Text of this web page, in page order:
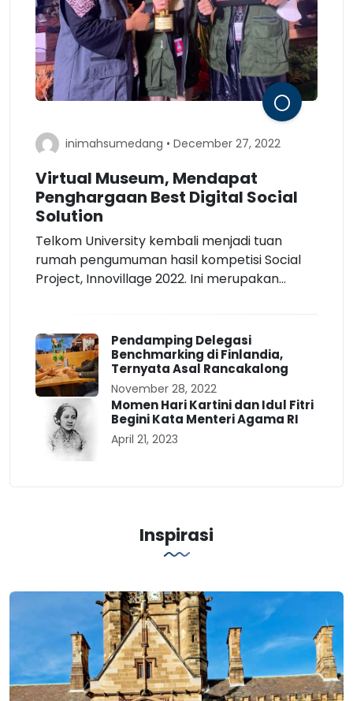
inimahsumedang • December 27, 2022
Virtual Museum, Mendapat
Penghargaan Best Digital Social
Solution
Telkom University kembali menjadi tuan
rumah pengumuman hasil kompetisi Social
Project, Innovillage 2022. Ini merupakan...
Pendamping Delegasi
Benchmarking di Finlandia,
Ternyata Asal Rancakalong
November 28, 2022
Momen Hari Kartini dan Idul Fitri
Begini Kata Menteri Agama RI
April 21, 2023
Inspirasi